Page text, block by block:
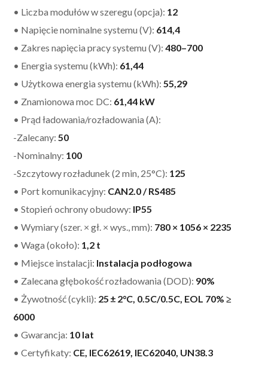
• Liczba modułów w szeregu (opcja): 12
• Napięcie nominalne systemu (V): 614,4
• Zakres napięcia pracy systemu (V):480–700
• Energia systemu (kWh): 61,44
• Użytkowa energia systemu (kWh): 55,29
• Znamionowa moc DC: 61,44 kW
• Prąd ładowania/rozładowania (A):
-Zalecany: 50
-Nominalny: 100
-Szczytowy rozładunek (2 min, 25°C): 125
• Port komunikacyjny: CAN2.0 / RS485
• Stopień ochrony obudowy: IP55
• Wymiary (szer. × gł. × wys., mm): 780 × 1056 × 2235
• Waga (około): 1,2 t
• Miejsce instalacji: Instalacja podłogowa
• Zalecana głębokość rozładowania (DOD): 90%
• Żywotność (cykli): 25 ± 2°C, 0.5C/0.5C, EOL 70% ≥
6000
• Gwarancja: 10 lat
• Certyfikaty: CE, IEC62619, IEC62040, UN38.3